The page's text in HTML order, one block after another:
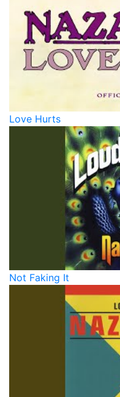
Love Hurts
Not Faking It